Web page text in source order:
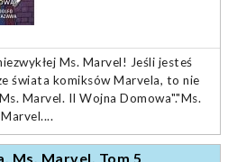
Ms. Marvel! Jeśli jesteś
świata komiksów Marvela, to nie
Marvel. II Wojna Domowa"."Ms.
Marvel....
Ms. Marvel. Tom 5